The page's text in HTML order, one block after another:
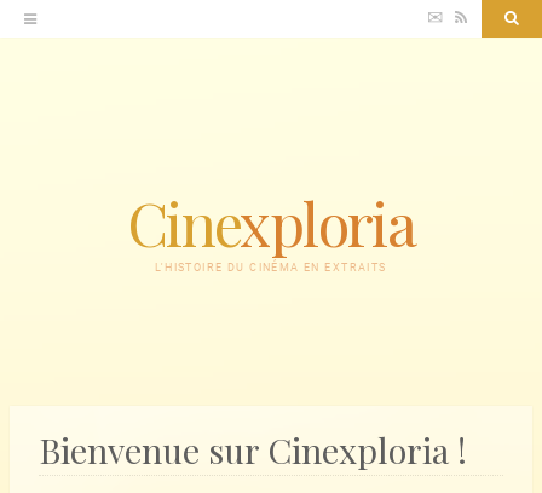
Accéder
au
✉ RSS
Cinexploria
L'HISTOIRE DU CINÉMA EN EXTRAITS
Bienvenue sur Cinexploria !